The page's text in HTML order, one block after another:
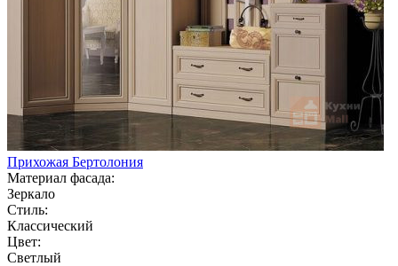
Прихожая Бертолония
Материал фасада:
Зеркало
Стиль:
Классический
Цвет:
Светлый